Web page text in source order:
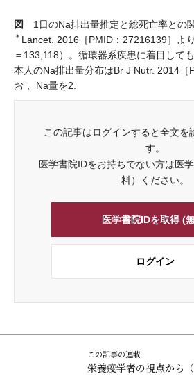
図 1日のNa排出量推定と総死亡率との
＊ Lancet. 2016［PMID：27216139］よ
＝133,118）。循環器系疾患に着目して
本人のNa排出量分布はBr J Nutr. 2014［
お， Na量を2.
この記事はログインすると全文を
す。
医学書院IDをお持ちでない方は医
料）ください。
医学書院IDを取得 (
ログイン
この記事の連載
栄養疫学者の視点から（